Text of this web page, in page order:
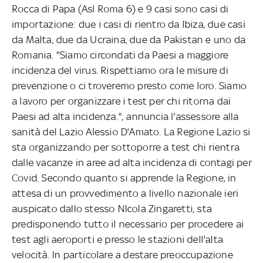
Rocca di Papa (Asl Roma 6) e 9 casi sono casi di
importazione: due i casi di rientro da Ibiza, due casi
da Malta, due da Ucraina, due da Pakistan e uno da
Romania. "Siamo circondati da Paesi a maggiore
incidenza del virus. Rispettiamo ora le misure di
prevenzione o ci troveremo presto come loro. Siamo
a lavoro per organizzare i test per chi ritorna dai
Paesi ad alta incidenza.", annuncia l'assessore alla
sanità del Lazio Alessio D'Amato. La Regione Lazio si
sta organizzando per sottoporre a test chi rientra
dalle vacanze in aree ad alta incidenza di contagi per
Covid. Secondo quanto si apprende la Regione, in
attesa di un provvedimento a livello nazionale ieri
auspicato dallo stesso NIcola Zingaretti, sta
predisponendo tutto il necessario per procedere ai
test agli aeroporti e presso le stazioni dell'alta
velocità. In particolare a destare preoccupazione